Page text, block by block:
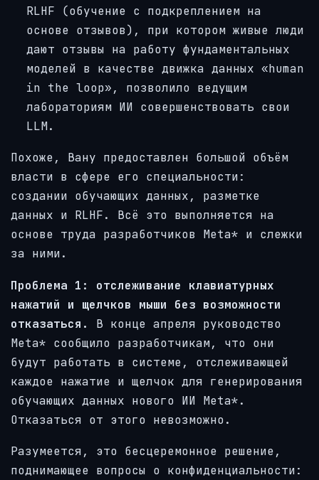
RLHF (обучение с подкреплением на
основе отзывов), при котором живые люди
дают отзывы на работу фундаментальных
моделей в качестве движка данных «human
in the loop», позволило ведущим
лабораториям ИИ совершенствовать свои
LLM.
Похоже, Вану предоставлен большой объём
власти в сфере его специальности:
создании обучающих данных, разметке
данных и RLHF. Всё это выполняется на
основе труда разработчиков Meta* и слежки
за ними.
Проблема 1: отслеживание клавиатурных
нажатий и щелчков мыши без возможности
отказаться. В конце апреля руководство
Meta* сообщило разработчикам, что они
будут работать в системе, отслеживающей
каждое нажатие и щелчок для генерирования
обучающих данных нового ИИ Meta*.
Отказаться от этого невозможно.
Разумеется, это бесцеремонное решение,
поднимающее вопросы о конфиденциальности: